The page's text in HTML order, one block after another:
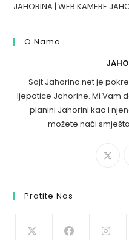
JAHORINA|WEB KAMERE
O Nama
Sajt Jahorina.net je
ljepotice Jahorine. Mi Vam
planini Jahorini kao i
možete naći
Pratite Nas